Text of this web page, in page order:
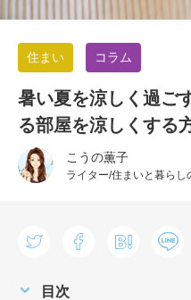
住まい コラム
暑い夏を涼しく過ご
る部屋を涼しくする
こうの薫子
ライター/住まいと暮ら
目次